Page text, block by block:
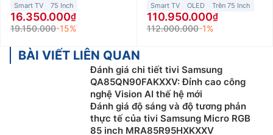
Smart TV 75 Inch
16.350.000
19.150.000-15%
Smart TV OLED Trên 75 Inch
110.950.000
112.000.000-1%
BÀI VIẾT LIÊN QUAN
Đánh giá chi tiết tivi Samsung
QA85QN90FAKXXV: Đỉnh cao công
nghệ Vision AI thế hệ mới
Đánh giá độ sáng và độ tương phản
thực tế của tivi Samsung Micro RGB
85 inch MRA85R95HXKXXV